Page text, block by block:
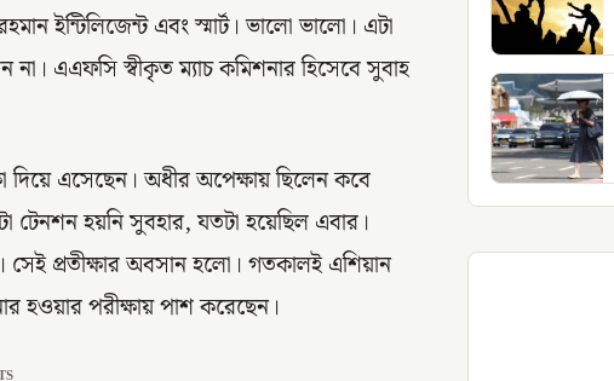
ইন্টিলিজেন্ট এবং স্মার্ট। ভালো ভালো। এটা
না। এএফসি স্বীকৃত ম্যাচ কমিশনার হিসেবে সুবাহ
দিয়ে এসেছেন। অধীর অপেক্ষায় ছিলেন কবে
টেনশন হয়নি সুবহার, যতটা হয়েছিল এবার।
সেই প্রতীক্ষার অবসান হলো। গতকালই এশিয়ান
হওয়ার পরীক্ষায় পাশ করেছেন।